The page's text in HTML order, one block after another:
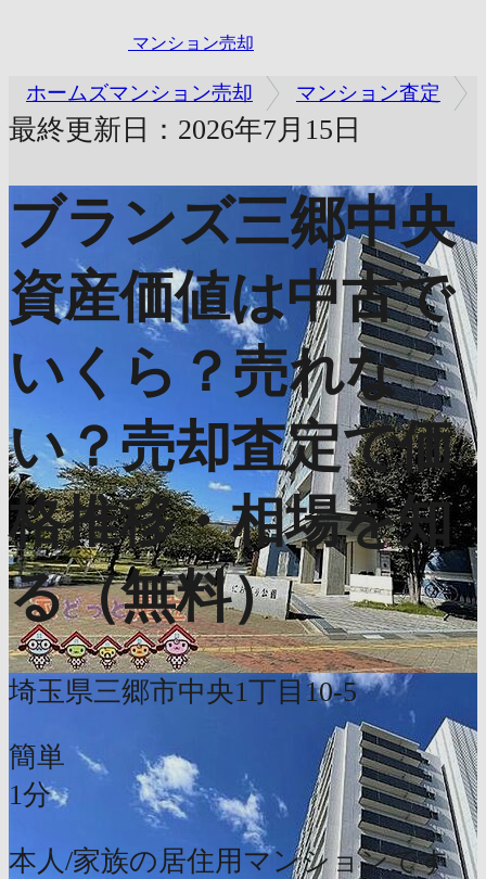
マンション売却
ホームズマンション売却 マンション査定
最終更新日：2026年7月15日
ブランズ三郷中央
資産価値は中古で
いくら？売れな
い？売却査定で価
格推移・相場を知
る（無料）
埼玉県三郷市中央1丁目10-5
簡単
1分
本人/家族の居住用マンションです